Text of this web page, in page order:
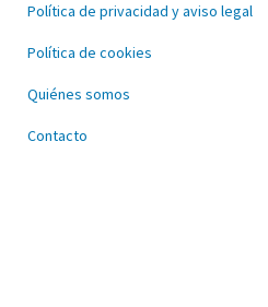
Política de privacidad y aviso legal
Política de cookies
Quiénes somos
Contacto